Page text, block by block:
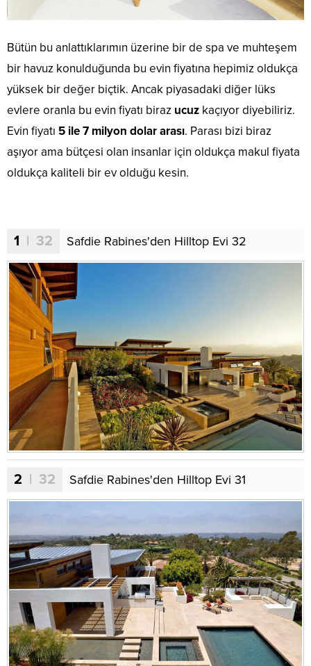
Bütün bu anlattıklarımın üzerine bir de spa ve muhteşem
bir havuz konulduğunda bu evin fiyatına hepimiz oldukça
yüksek bir değer biçtik. Ancak piyasadaki diğer lüks
evlere oranla bu evin fiyatı biraz ucuz kaçıyor diyebiliriz.
Evin fiyatı 5 ile 7 milyon dolar arası. Parası bizi biraz
aşıyor ama bütçesi olan insanlar için oldukça makul fiyata
oldukça kaliteli bir ev olduğu kesin.
1 | 32 Safdie Rabines'den Hilltop Evi 32
2 | 32 Safdie Rabines'den Hilltop Evi 31